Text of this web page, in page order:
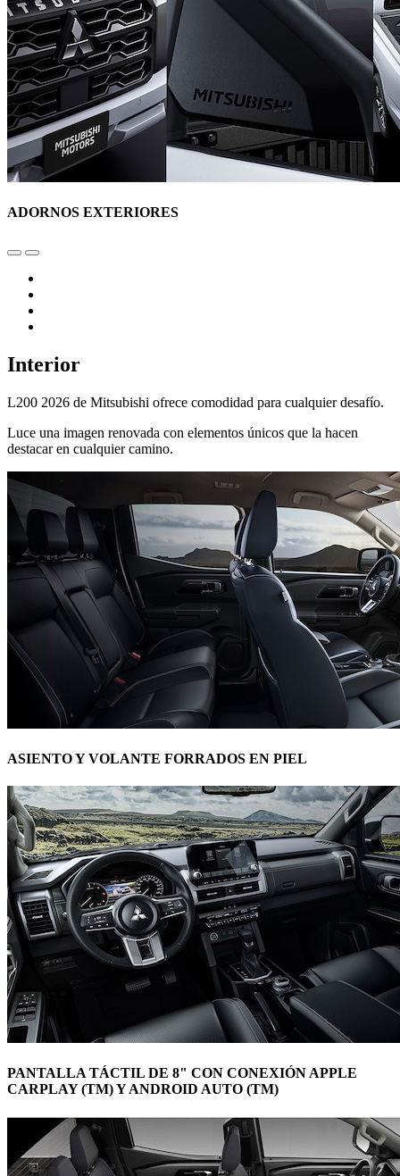
ADORNOS EXTERIORES
Interior
L200 2026 de Mitsubishi ofrece comodidad para cualquier desafío.
Luce una imagen renovada con elementos únicos que la hacen
destacar en cualquier camino.
ASIENTO Y VOLANTE FORRADOS EN PIEL
PANTALLA TÁCTIL DE 8" CON CONEXIÓN APPLE
CARPLAY (TM) Y ANDROID AUTO (TM)